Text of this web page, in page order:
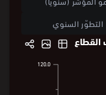
المؤشر (سنويًا)
التطوّر السنوي
القطاع
120.0